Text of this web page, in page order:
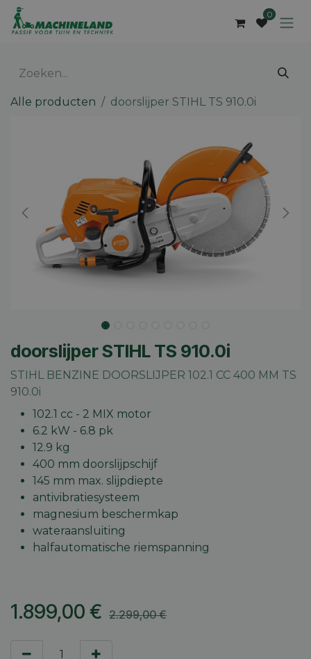
Overslaan naar inhoud
0
Alle producten doorslijper STIHL TS 910.0i
doorslijper STIHL TS 910.0i
STIHL BENZINE DOORSLIJPER 102.1 CC 400 MM TS
910.0i
102.1 cc - 2 MIX motor
6.2 kW - 6.8 pk
12.9 kg
400 mm doorslijpschijf
145 mm max. slijpdiepte
antivibratiesysteem
magnesium beschermkap
wateraansluiting
halfautomatische riemspanning
1.899,00 € 2.299,00€